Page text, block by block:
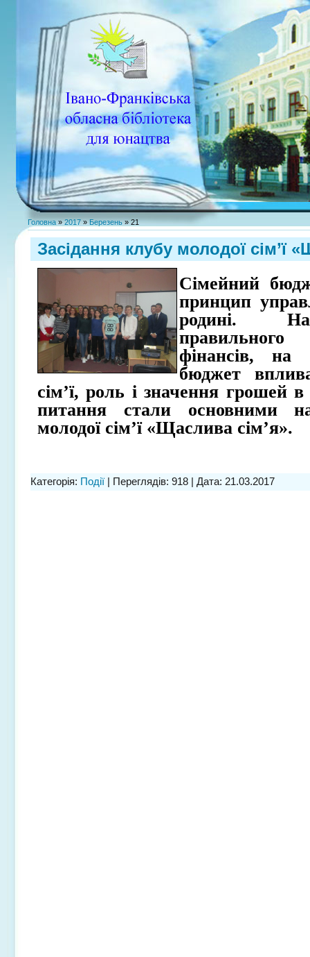
Головна»2017 » Березень » 21
Засідання клубу молодої сім’ї
Сімейний
принцип
родині.
фінансів, на
бюджет
сім’ї, роль і значення грошей
питання стали основними
молодої сім’ї «Щаслива сім’я».
Категорія: Події | Переглядів: 918 | Дата: 21.03.2017